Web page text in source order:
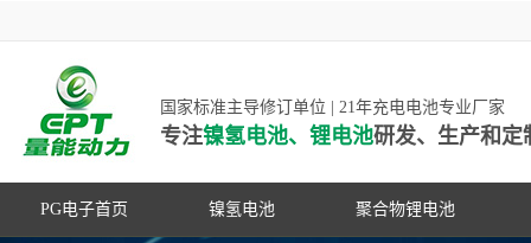
国家标准主导修订单位 | 21年充电电池专业厂家
专注镍氢电池、锂电池研发、生产和定
PG电子首页 镍氢电池 聚合物锂电池